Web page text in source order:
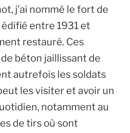
j’ai nommé le fort de
entre 1931 et
restauré. Ces
béton jaillissant de
autrefois les soldats
les visiter et avoir un
notamment au
de tirs où sont